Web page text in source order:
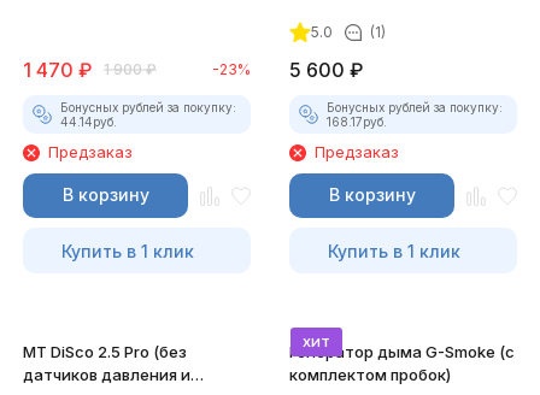
1 470 ₽ 1 900 ₽ -23%
Бонусных рублей за покупку:
44.14руб.
Предзаказ
В корзину
Купить в 1 клик
5.0 (1)
5 600 ₽
Бонусных рублей за покупку:
168.17руб.
Предзаказ
В корзину
Купить в 1 клик
MT DiSco 2.5 Pro (без
датчиков давления и
хит
Генератор дыма G-Smoke (c
комплектом пробок)